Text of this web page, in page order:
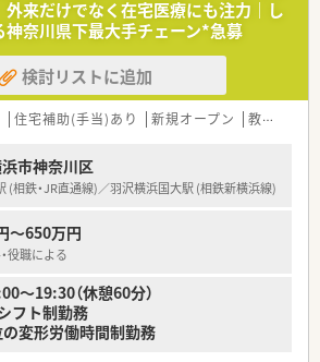
ングモール内など視認性の高い立地への出店
療への貢献に注力しています。
中】
安定した会社で働きたいという志向を持ち長
したい方が活躍しています。
欲的な薬剤師が多数在籍します。
心となって活躍している企業で年代に関係なく
方が力を発揮しています。
来だけでなく在宅医療にも注力｜し
神奈川県下最大手チェーン*急募
検討リストに追加
住宅補助(手当)あり 新規オープン 教育制度あり
市神奈川区
(相鉄・JR直通線)／羽沢横浜国大駅 (相鉄新横浜線)
～650万円
役職による
～19:30（休憩60分）
フト制勤務
変形労働時間制勤務